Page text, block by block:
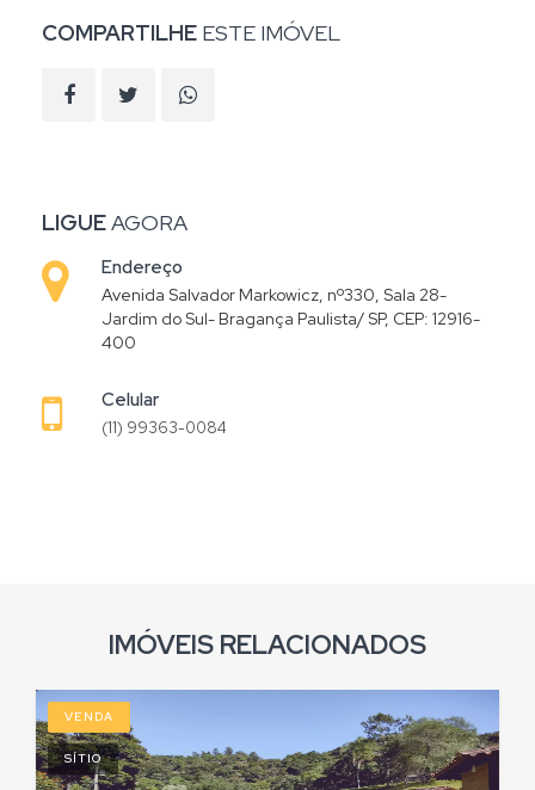
COMPARTILHE ESTE IMÓVEL
LIGUEAGORA
Endereço
Avenida Salvador Markowicz, nº330, Sala 28-
Jardim do Sul- Bragança Paulista/ SP, CEP: 12916-
400
Celular
(11) 99363-0084
IMÓVEIS RELACIONADOS
VENDA
SÍTIO